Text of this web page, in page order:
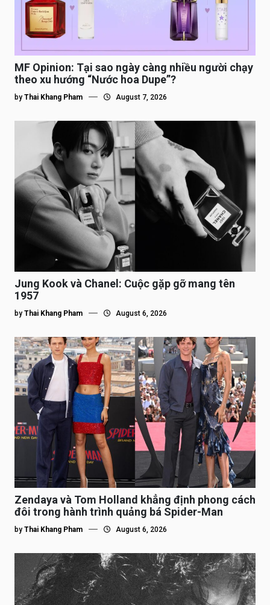
MF Opinion: Tại sao ngày càng nhiều người chạy
theo xu hướng “Nước hoa Dupe”?
by Thai Khang Pham August 7, 2026
Jung Kook và Chanel: Cuộc gặp gỡ mang tên
1957
by Thai Khang Pham August 6, 2026
Zendaya và Tom Holland khẳng định phong cách
đôi trong hành trình quảng bá Spider-Man
by Thai Khang Pham August 6, 2026